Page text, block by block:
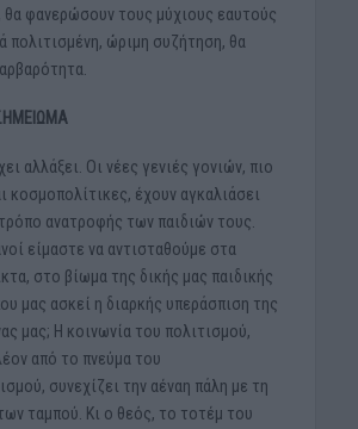
θα φανερώσουν τους μύχιους εαυτούς
πολιτισμένη, ώριμη συζήτηση, θα
αλλάξει. Οι νέες γενιές γονιών, πιο
κοσμοπολίτικες, έχουν αγκαλιάσει
ανατροφής των παιδιών τους.
είμαστε να αντισταθούμε στα
στο βίωμα της δικής μας παιδικής
μας ασκεί η διαρκής υπεράσπιση της
μας; Η κοινωνία του πολιτισμού,
από το πνεύμα του
συνεχίζει την αέναη πάλη με τη
ταμπού. Κι ο θεός, το τοτέμ του